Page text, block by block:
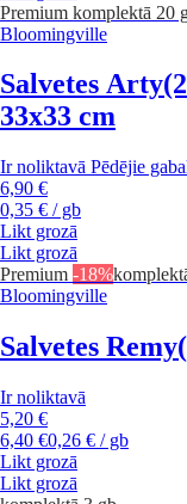
Premium komplektā 20
Bloomingville
Salvetes Arty
33x33 cm
Ir noliktavā Pēdējie
6,90 €
0,35 € / gb
Likt grozā
Likt grozā
Premium -18%
Bloomingville
Salvetes Remy
Ir noliktavā
5,20 €
6,40 €0,26 € / gb
Likt grozā
Likt grozā